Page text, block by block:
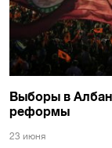
Выборы в
реформы
23 июня